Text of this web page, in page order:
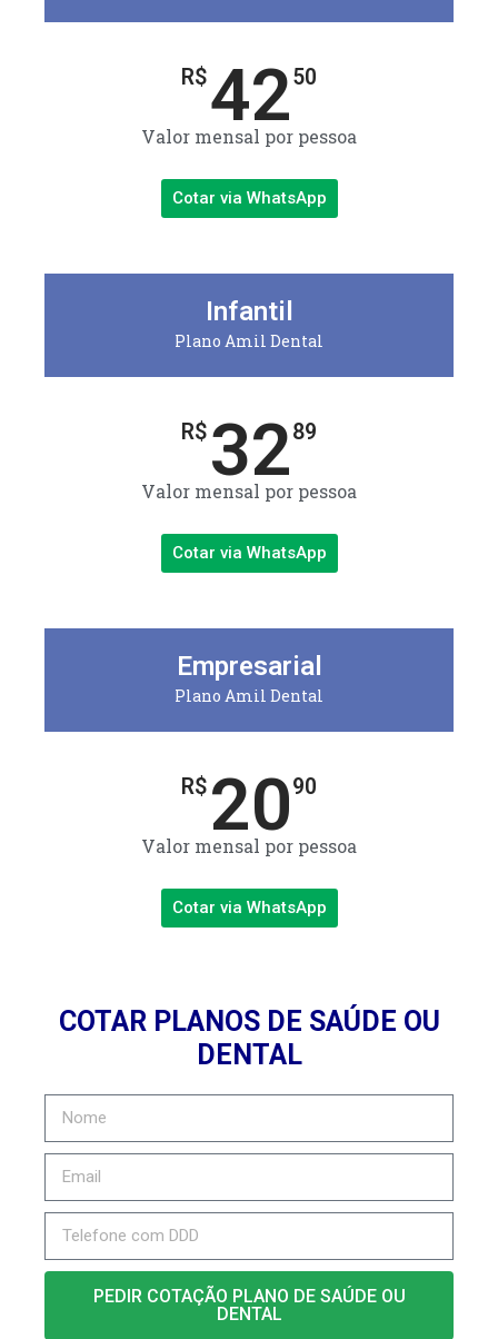
R$4250
Valor mensal por pessoa
Cotar via WhatsApp
Infantil
Plano Amil Dental
R$ 3289
Valor mensal por pessoa
Cotar via WhatsApp
Empresarial
Plano Amil Dental
R$ 2090
Valor mensal por pessoa
Cotar via WhatsApp
COTAR PLANOS DE SAÚDE OU
DENTAL
PEDIR COTAÇÃO PLANO DE SAÚDE OU
DENTAL